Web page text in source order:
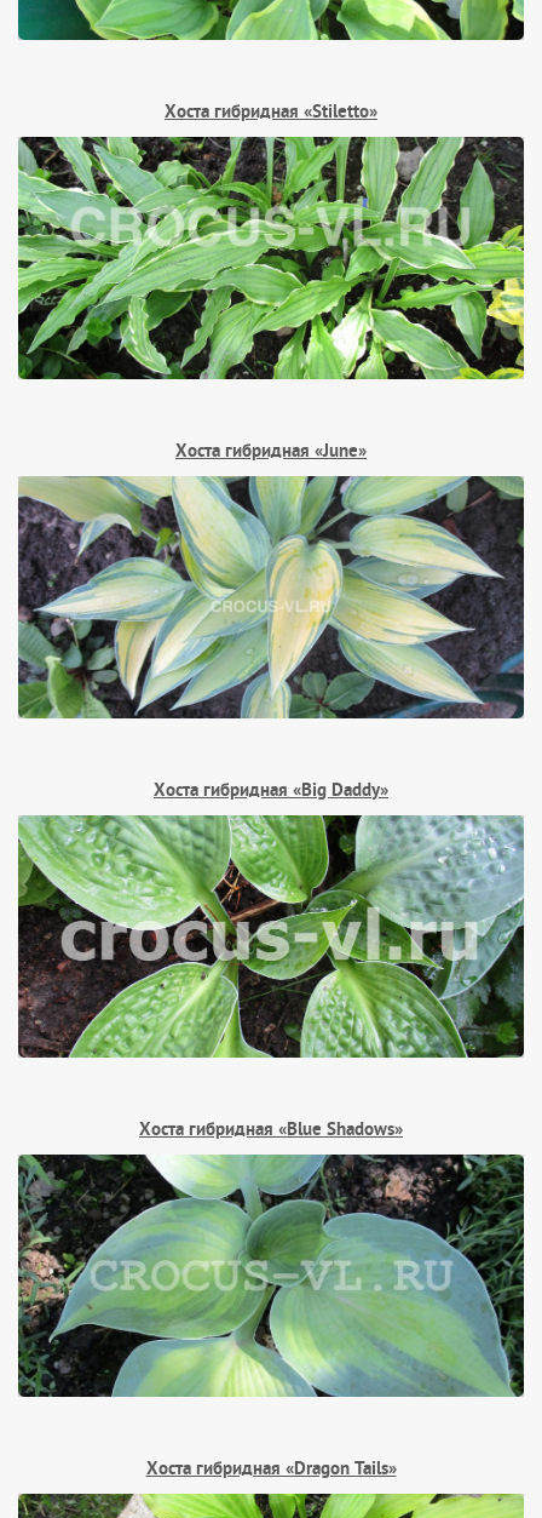
Хоста гибридная «Stiletto»
Хоста гибридная «June»
Хоста гибридная «Big Daddy»
Хоста гибридная «Blue Shadows»
Хоста гибридная «Dragon Tails»